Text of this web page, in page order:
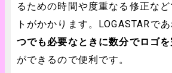
るための時間や度重なる修正な
トがかかります。LOGASTARであ
つでも必要なときに数分でロゴ
ができるので便利です。